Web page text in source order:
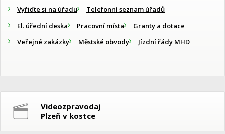
Vyřiďte si na úřadu
Telefonní seznam úřadů
El. úřední deska
Pracovní místa
Granty a dotace
Veřejné zakázky
Městské obvody Jízdní řády MHD
Videozpravodaj
Plzeň v kostce